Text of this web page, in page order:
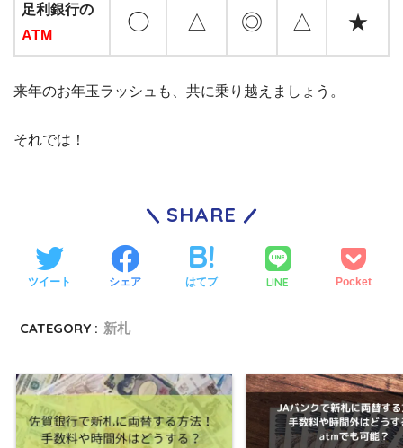
足利銀行の
ATM
◯ △ ◎ △ ★
来年のお年玉ラッシュも、共に乗り越えましょう。
それでは！
SHARE
ツイート シェア はてブ LINE Pocket
CATEGORY : 新札